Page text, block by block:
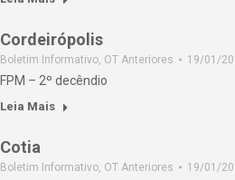
Cordeirópolis
Boletim Informativo, OT Anteriores 19/01/
FPM – 2º decêndio
Leia Mais
Cotia
Boletim Informativo, OT Anteriores 19/01/